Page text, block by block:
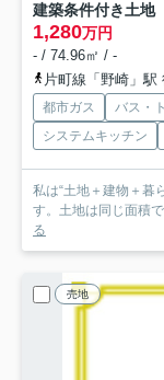
建築条件付き土
1,280万円
- / 74.96㎡ / -
片町線「野崎」駅
都市ガス バス・
システムキッチン
私は“土地＋建物＋暮
す。土地は同じ面積
る
売地